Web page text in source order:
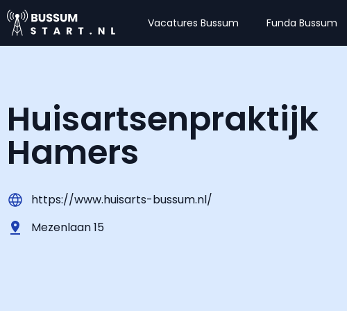
Vacatures Bussum Funda Bussum
Huisartsenpraktijk
Hamers
https://www.huisarts-bussum.nl/
Mezenlaan 15